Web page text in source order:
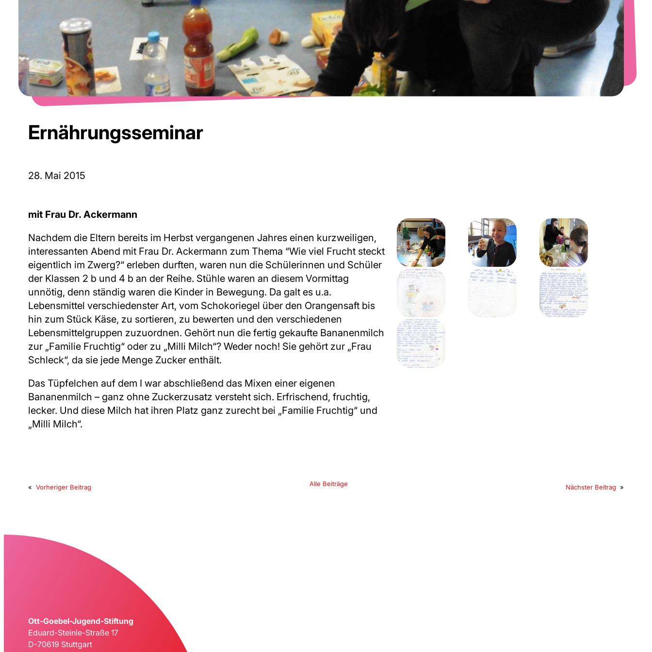
Ernährungsseminar
28. Mai 2015
mit Frau Dr. Ackermann
Nachdem die Eltern bereits im Herbst vergangenen Jahres einen kurzweiligen,
interessanten Abend mit Frau Dr. Ackermann zum Thema “Wie viel Frucht steckt
eigentlich im Zwerg?“ erleben durften, waren nun die Schülerinnen und Schüler
der Klassen 2 b und 4 b an der Reihe. Stühle waren an diesem Vormittag
unnötig, denn ständig waren die Kinder in Bewegung. Da galt es u.a.
Lebensmittel verschiedenster Art, vom Schokoriegel über den Orangensaft bis
hin zum Stück Käse, zu sortieren, zu bewerten und den verschiedenen
Lebensmittelgruppen zuzuordnen. Gehört nun die fertig gekaufte Bananenmilch
zur „Familie Fruchtig“ oder zu „Milli Milch“? Weder noch! Sie gehört zur „Frau
Schleck“, da sie jede Menge Zucker enthält.
Das Tüpfelchen auf dem I war abschließend das Mixen einer eigenen
Bananenmilch – ganz ohne Zuckerzusatz versteht sich. Erfrischend, fruchtig,
lecker. Und diese Milch hat ihren Platz ganz zurecht bei „Familie Fruchtig“ und
„Milli Milch“.
« Vorheriger Beitrag Alle Beiträge Nächster Beitrag »
Ott-Goebel-Jugend-Stiftung
Eduard-Steinle-Straße 17
D-70619 Stuttgart